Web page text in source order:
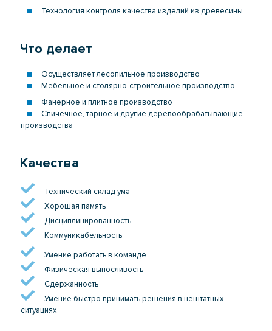
Технология контроля качества изделий из древесины
Что делает
Осуществляет лесопильное производство
Мебельное и столярно-строительное производство
Фанерное и плитное производство
Спичечное, тарное и другие деревообрабатывающие
производства
Качества
Технический склад ума
Хорошая память
Дисциплинированность
Коммуникабельность
Умение работать в команде
Физическая выносливость
Сдержанность
Умение быстро принимать решения в нештатных
ситуациях